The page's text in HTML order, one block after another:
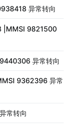
异常转向
|MMSI 9821500
异常转向
9362396 异常
常转向